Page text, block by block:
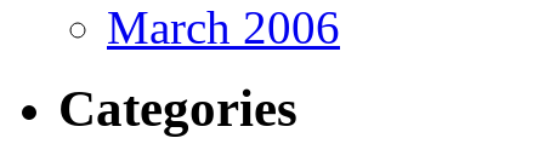
March 2006
Categories